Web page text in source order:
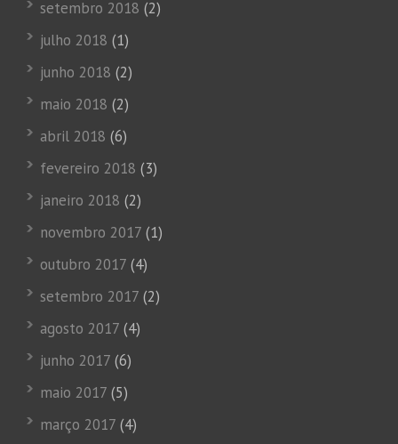
setembro 2018 (2)
julho 2018 (1)
junho 2018 (2)
maio 2018 (2)
abril 2018 (6)
fevereiro 2018 (3)
janeiro 2018 (2)
novembro 2017 (1)
outubro 2017 (4)
setembro 2017 (2)
agosto 2017 (4)
junho 2017 (6)
maio 2017 (5)
março 2017 (4)